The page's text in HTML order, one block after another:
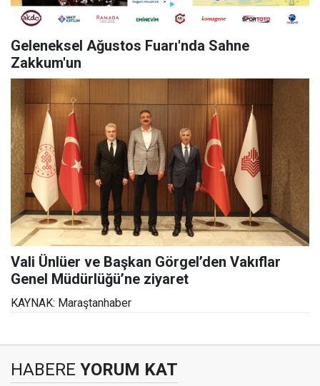
Geleneksel Ağustos Fuarı'nda Sahne
Zakkum'un
Vali Ünlüer ve Başkan Görgel’den Vakıflar
Genel Müdürlüğü’ne ziyaret
KAYNAK: Maraştanhaber
HABERE YORUM KAT